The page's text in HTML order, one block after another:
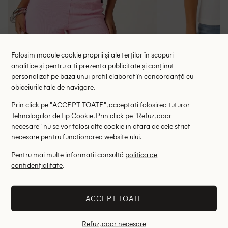
Tricou Missguided, alb
39.50 lei
RRP: 79.00 lei
L XL
Altii au fost interesati de
Folosim module cookie proprii și ale terților în scopuri
analitice și pentru a-ți prezenta publicitate și conținut
personalizat pe baza unui profil elaborat în concordanță cu
obiceiurile tale de navigare.
Prin click pe "ACCEPT TOATE", acceptati folosirea tuturor
Tehnologiilor de tip Cookie. Prin click pe "Refuz, doar
necesare" nu se vor folosi alte cookie in afara de cele strict
necesare pentru functionarea website-ului.
Pentru mai multe informații consultă politica de
confidențialitate.
ACCEPT TOATE
Refuz, doar necesare